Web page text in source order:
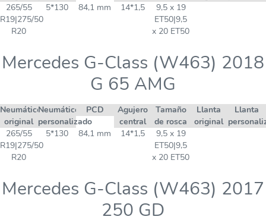
265/55
R19|275/50
R20
5*130 84,1 mm 14*1,5
9,5 x 19
ET50|9,5
x 20 ET50
Mercedes G-Class (W463) 2018
G 65 AMG
Neumático
original
Neumático
personalizado
PCD
Agujero
central
Tamaño
de rosca
Llanta
original
Llanta
265/55
R19|275/50
R20
5*130 84,1 mm 14*1,5
9,5 x 19
ET50|9,5
x 20 ET50
Mercedes G-Class (W463) 2017
250 GD